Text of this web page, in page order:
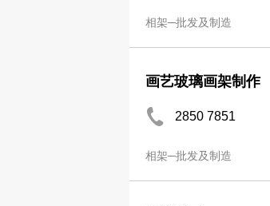
相架─批发及制造
画艺玻璃画架制作
2850 7851
相架─批发及制造